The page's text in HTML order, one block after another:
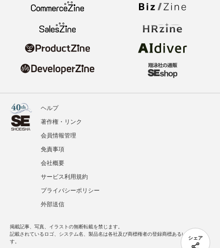
シェア
ヘルプ
著作権・リンク
会員情報管理
免責事項
会社概要
サービス利用規約
プライバシーポリシー
外部送信
掲載記事、写真、イラストの無断転載を禁じます。
記載されているロゴ、システム名、製品名は各社及び商標権者の登録商標あるいは商標で
す。